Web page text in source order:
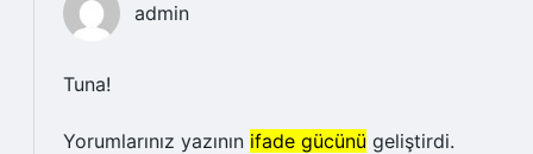
admin
Tuna!
Yorumlarınız yazının ifade gücünü geliştirdi.